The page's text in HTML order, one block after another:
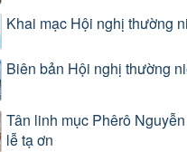
Khai mạc Hội nghị thường
Biên bản Hội nghị thường
Tân linh mục Phêrô
lễ tạ ơn